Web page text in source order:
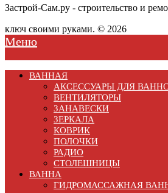
Застрой-Сам.ру - строительство и
ключ своими руками. © 2026
Меню
ВАННАЯ
АКСЕССУАРЫ ДЛЯ
ВЕНТИЛЯТОРЫ
ЗАНАВЕСКИ
ЗЕРКАЛА
КОВРИК
ПОЛОЧКИ
РАДИО
СТОЛЕШНИЦЫ
ВАННА
ГИДРОМАССАЖНАЯ